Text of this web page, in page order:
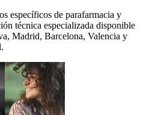
específicos de parafarmacia y
técnica especializada disponible
Madrid, Barcelona, Valencia y